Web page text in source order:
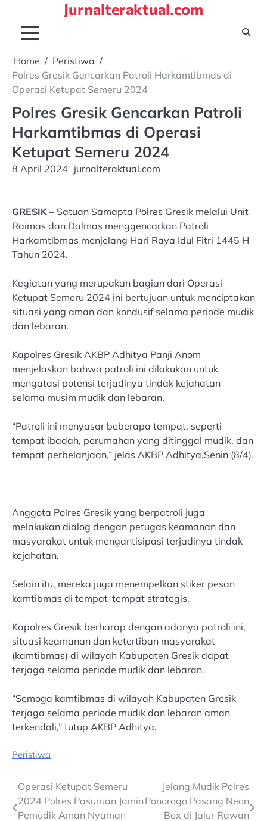
content
Jurnalteraktual.com
Home
Peristiwa
Polres Gresik Gencarkan Patroli Harkamtibmas di
Operasi Ketupat Semeru 2024
Polres Gresik Gencarkan Patroli
Harkamtibmas di Operasi
Ketupat Semeru 2024
8 April 2024 jurnalteraktual.com
GRESIK – Satuan Samapta Polres Gresik melalui Unit
Raimas dan Dalmas menggencarkan Patroli
Harkamtibmas menjelang Hari Raya Idul Fitri 1445 H
Tahun 2024.
Kegiatan yang merupakan bagian dari Operasi
Ketupat Semeru 2024 ini bertujuan untuk menciptakan
situasi yang aman dan kondusif selama periode mudik
dan lebaran.
Kapolres Gresik AKBP Adhitya Panji Anom
menjelaskan bahwa patroli ini dilakukan untuk
mengatasi potensi terjadinya tindak kejahatan
selama musim mudik dan lebaran.
“Patroli ini menyasar beberapa tempat, seperti
tempat ibadah, perumahan yang ditinggal mudik, dan
tempat perbelanjaan,” jelas AKBP Adhitya,Senin (8/4).
Anggota Polres Gresik yang berpatroli juga
melakukan dialog dengan petugas keamanan dan
masyarakat untuk mengantisipasi terjadinya tindak
kejahatan.
Selain itu, mereka juga menempelkan stiker pesan
kamtibmas di tempat-tempat strategis.
Kapolres Gresik berharap dengan adanya patroli ini,
situasi keamanan dan ketertiban masyarakat
(kamtibmas) di wilayah Kabupaten Gresik dapat
terjaga selama periode mudik dan lebaran.
“Semoga kamtibmas di wilayah Kabupaten Gresik
terjaga selama periode mudik dan lebaran aman
terkendali,” tutup AKBP Adhitya.
Peristiwa
Post
navigation
Operasi Ketupat Semeru
2024 Polres Pasuruan Jamin
Pemudik Aman Nyaman
Jelang Mudik Polres
Ponorogo Pasang Neon
Box di Jalur Rawan